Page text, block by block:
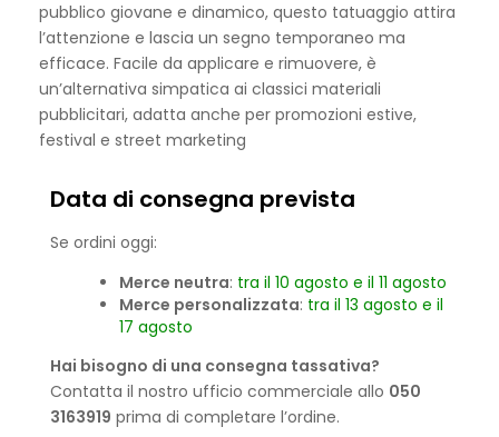
pubblico giovane e dinamico, questo tatuaggio attira
l’attenzione e lascia un segno temporaneo ma
efficace. Facile da applicare e rimuovere, è
un’alternativa simpatica ai classici materiali
pubblicitari, adatta anche per promozioni estive,
festival e street marketing
Data di consegna prevista
Se ordini oggi:
Merce neutra: tra il 10 agosto e il 11 agosto
Merce personalizzata: tra il 13 agosto e il
17 agosto
Hai bisogno di una consegna tassativa?
Contatta il nostro ufficio commerciale allo 050
3163919 prima di completare l’ordine.